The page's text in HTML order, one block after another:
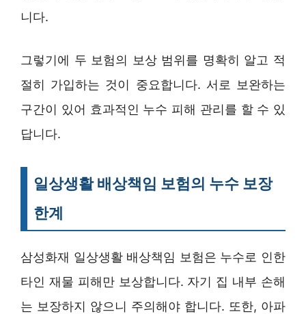
니다.
그렇기에 두 보험의 보상 범위를 명확히 알고 적
절히 가입하는 것이 중요합니다. 서로 보완하는
구간이 있어 효과적인 누수 피해 관리를 할 수 있
답니다.
일상생활 배상책임 보험의 누수 보장
한계
삼성화재 일상생활 배상책임 보험은 누수로 인한
타인 재물 피해만 보상합니다. 자기 집 내부 손해
는 보장하지 않으니 주의해야 합니다. 또한, 아파